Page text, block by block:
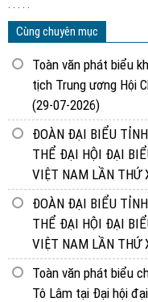
. . . . .
Cùng chuyên mục
Toàn văn phát biểu
tịch Trung ương Hội
(29-07-2026)
ĐOÀN ĐẠI BIỂU
THỂ ĐẠI HỘI ĐẠI
VIỆT NAM LẦN THỨ
ĐOÀN ĐẠI BIỂU
THỂ ĐẠI HỘI ĐẠI
VIỆT NAM LẦN THỨ
Toàn văn phát biểu
Tô Lâm tại Đại hội